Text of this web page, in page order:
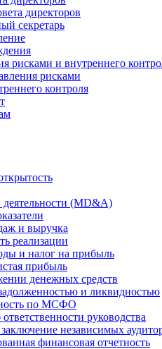
директоров
секретарь
рисками и внутреннего
рисками
контроля
(MD&A)
и выручка
реализации
и налог на прибыль
прибыль
денежных средств
и ликвидностью
по МСФО
руководства
независимых
финансовая отчетность